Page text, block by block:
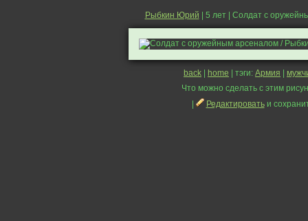
Рыбкин Юрий | 5 лет | Солдат с
back home | тэги: Армия
Что можно сделать с этим
Редактироватьи